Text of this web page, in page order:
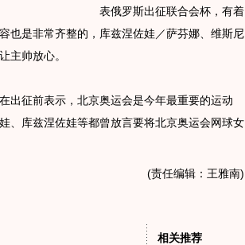
表俄罗斯出征联合会杯，有着
也是非常齐整的，库兹涅佐娃／萨芬娜、维斯尼
主帅放心。
征前表示，北京奥运会是今年最重要的运动
、库兹涅佐娃等都曾放言要将北京奥运会网球女
(责任编辑：王雅南)
相关推荐